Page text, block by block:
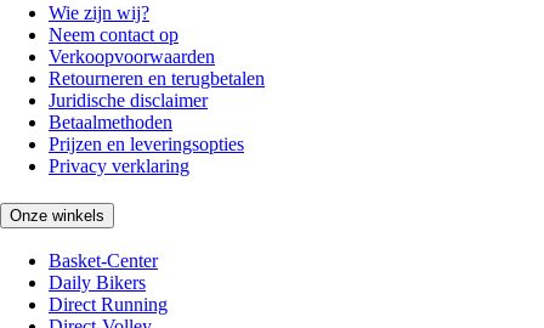
Wie zijn wij?
Neem contact op
Verkoopvoorwaarden
Retourneren en terugbetalen
Juridische disclaimer
Betaalmethoden
Prijzen en leveringsopties
Privacy verklaring
Onze winkels
Basket-Center
Daily Bikers
Direct Running